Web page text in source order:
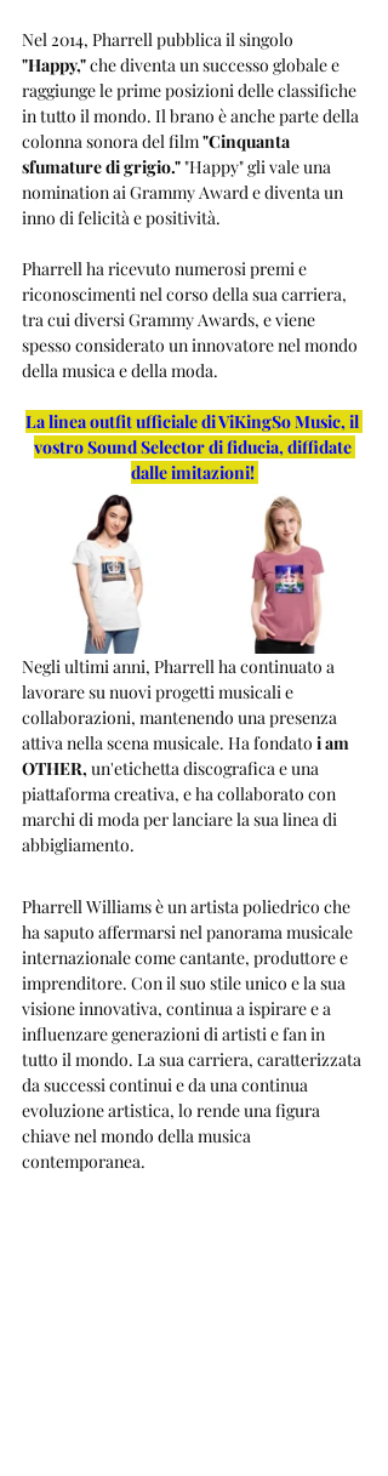
Nel 2014, Pharrell pubblica il singolo
"Happy," che diventa un successo globale e
raggiunge le prime posizioni delle classifiche
in tutto il mondo. Il brano è anche parte della
colonna sonora del film "Cinquanta
sfumature di grigio." "Happy" gli vale una
nomination ai Grammy Award e diventa un
inno di felicità e positività.
Pharrell ha ricevuto numerosi premi e
riconoscimenti nel corso della sua carriera,
tra cui diversi Grammy Awards, e viene
spesso considerato un innovatore nel mondo
della musica e della moda.
La linea outfit ufficiale di ViKingSo Music, il
vostro Sound Selector di fiducia, diffidate
dalle imitazioni!
Negli ultimi anni, Pharrell ha continuato a
lavorare su nuovi progetti musicali e
collaborazioni, mantenendo una presenza
attiva nella scena musicale. Ha fondato i am
OTHER, un'etichetta discografica e una
piattaforma creativa, e ha collaborato con
marchi di moda per lanciare la sua linea di
abbigliamento.
Pharrell Williams è un artista poliedrico che
ha saputo affermarsi nel panorama musicale
internazionale come cantante, produttore e
imprenditore. Con il suo stile unico e la sua
visione innovativa, continua a ispirare e a
influenzare generazioni di artisti e fan in
tutto il mondo. La sua carriera, caratterizzata
da successi continui e da una continua
evoluzione artistica, lo rende una figura
chiave nel mondo della musica
contemporanea.